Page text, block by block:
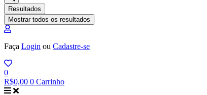
Resultados
Mostrar todos os resultados
Faça Login ou Cadastre-se
0
R$0,00 0 Carrinho